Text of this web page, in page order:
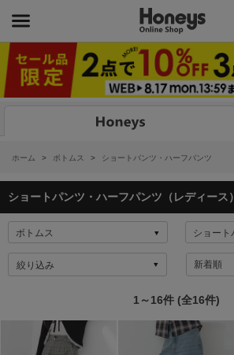
ホーム > ボトムス > ショートパンツ・ハーフパンツ
ショートパンツ・ハーフパンツ（レディース）
絞り込み
1～16件 (全16件)